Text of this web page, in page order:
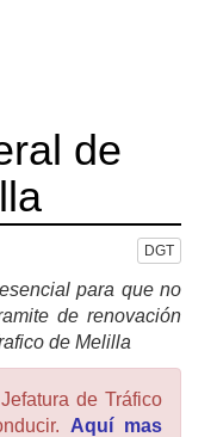
de
DGT
para que no
de renovación
de Melilla
de Tráfico
Aquí mas